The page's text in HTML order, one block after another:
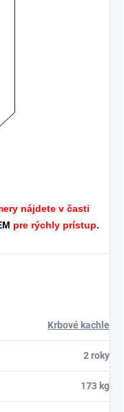
nájdete v časti
pre rýchly prístup.
Krbové kachle
2 roky
173 kg